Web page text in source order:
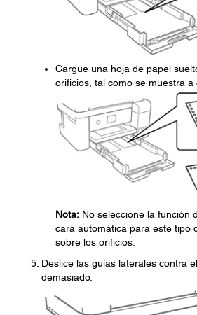
Cargue una hoja de papel
orificios, tal como se muestra a
Nota: No seleccione la función
cara automática para este tipo
sobre los orificios.
Deslice las guías laterales contra
demasiado.